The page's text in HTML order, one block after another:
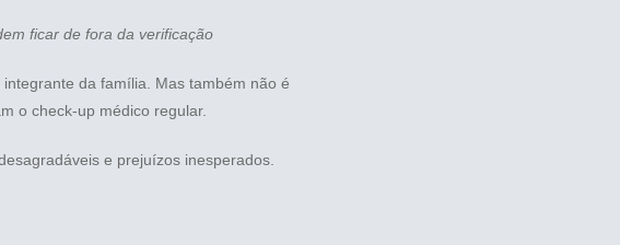
ficar de fora da verificação
da família. Mas também não é
o check-up médico regular.
e prejuízos inesperados.